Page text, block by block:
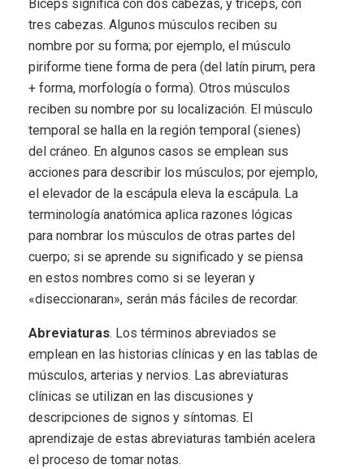
Bíceps significa con dos cabezas, y tríceps, con
tres cabezas. Algunos músculos reciben su
nombre por su forma; por ejemplo, el músculo
piriforme tiene forma de pera (del latín pirum, pera
+ forma, morfología o forma). Otros músculos
reciben su nombre por su localización. El músculo
temporal se halla en la región temporal (sienes)
del cráneo. En algunos casos se emplean sus
acciones para describir los músculos; por ejemplo,
el elevador de la escápula eleva la escápula. La
terminología anatómica aplica razones lógicas
para nombrar los músculos de otras partes del
cuerpo; si se aprende su significado y se piensa
en estos nombres como si se leyeran y
«diseccionaran», serán más fáciles de recordar.
Abreviaturas. Los términos abreviados se
emplean en las historias clínicas y en las tablas de
músculos, arterias y nervios. Las abreviaturas
clínicas se utilizan en las discusiones y
descripciones de signos y síntomas. El
aprendizaje de estas abreviaturas también acelera
el proceso de tomar notas.